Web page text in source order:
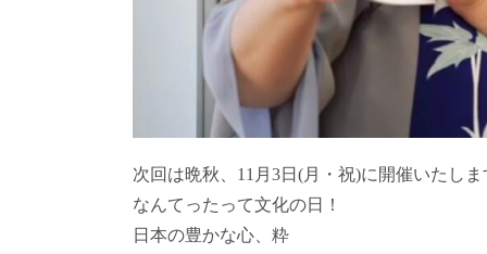
次回は晩秋、11月3日(月・祝)に開催いたしま
なんてったって文化の日！
日本の豊かな心、粋